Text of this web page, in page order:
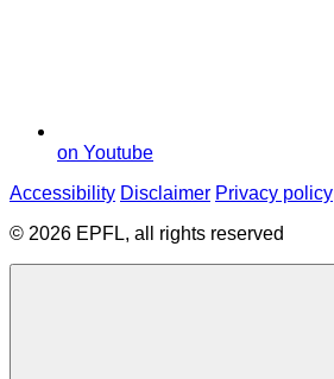
on Youtube
Accessibility Disclaimer Privacy policy
© 2026 EPFL, all rights reserved